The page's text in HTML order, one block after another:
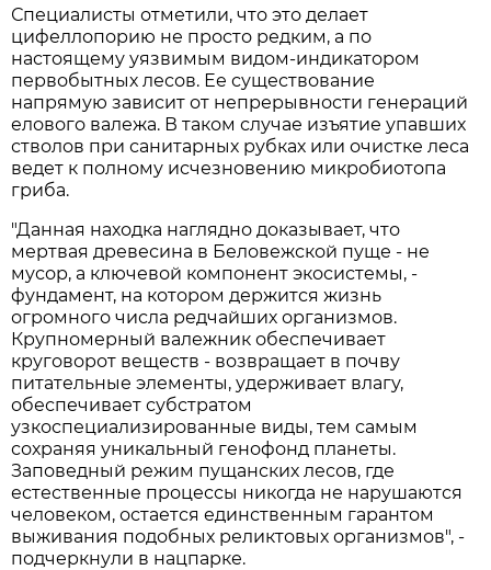
Специалисты отметили, что это делает
цифеллопорию не просто редким, а по
настоящему уязвимым видом-индикатором
первобытных лесов. Ее существование
напрямую зависит от непрерывности генераций
елового валежа. В таком случае изъятие упавших
стволов при санитарных рубках или очистке леса
ведет к полному исчезновению микробиотопа
гриба.
"Данная находка наглядно доказывает, что
мертвая древесина в Беловежской пуще - не
мусор, а ключевой компонент экосистемы, -
фундамент, на котором держится жизнь
огромного числа редчайших организмов.
Крупномерный валежник обеспечивает
круговорот веществ - возвращает в почву
питательные элементы, удерживает влагу,
обеспечивает субстратом
узкоспециализированные виды, тем самым
сохраняя уникальный генофонд планеты.
Заповедный режим пущанских лесов, где
естественные процессы никогда не нарушаются
человеком, остается единственным гарантом
выживания подобных реликтовых организмов", -
подчеркнули в нацпарке.